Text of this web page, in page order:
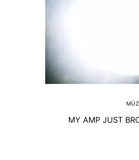
MY AMP JUST